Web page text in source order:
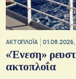
ΑΚΤΟΠΛΟΪΑ
«Ένεση»
ακτοπλοΐα